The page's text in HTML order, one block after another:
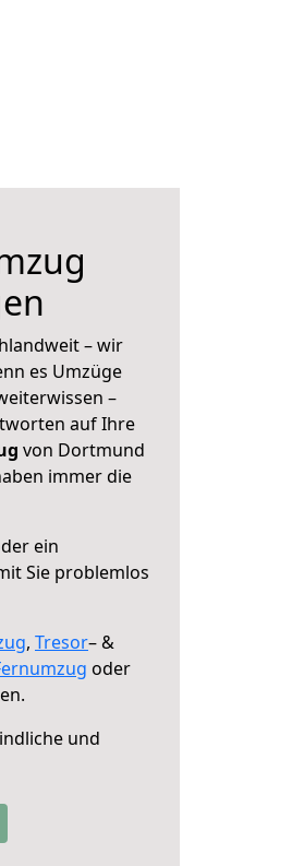
– wir
es Umzüge
–
auf Ihre
von Dortmund
immer die
ein
Sie problemlos
, Tresor– &
oder
und